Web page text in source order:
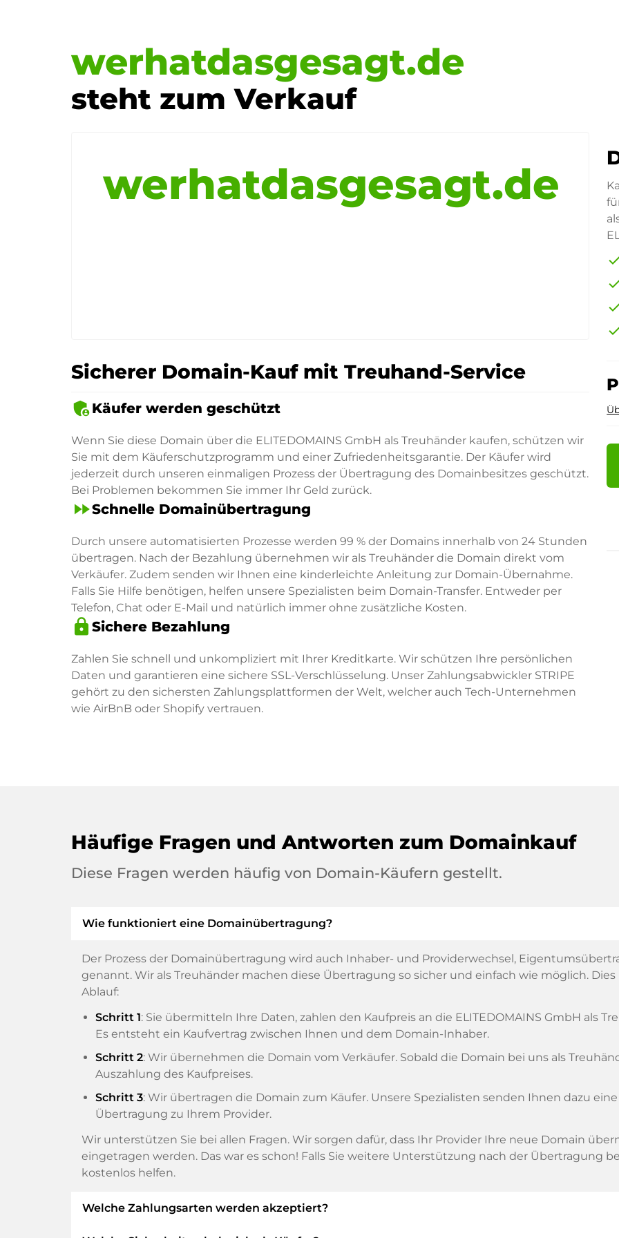
werhatdasgesagt.de
steht zum Verkauf
werhatdasgesagt.de
Sicherer Domain-Kauf mit Treuhand-Service
admin_panel_settingsKäufer werden geschützt
Wenn Sie diese Domain über die ELITEDOMAINS GmbH als Treuhänder kaufen, schützen wir
Sie mit dem Käuferschutzprogramm und einer Zufriedenheitsgarantie. Der Käufer wird
jederzeit durch unseren einmaligen Prozess der Übertragung des Domainbesitzes geschützt.
Bei Problemen bekommen Sie immer Ihr Geld zurück.
fast_forwardSchnelle Domainübertragung
Durch unsere automatisierten Prozesse werden 99 % der Domains innerhalb von 24 Stunden
übertragen. Nach der Bezahlung übernehmen wir als Treuhänder die Domain direkt vom
Verkäufer. Zudem senden wir Ihnen eine kinderleichte Anleitung zur Domain-Übernahme.
Falls Sie Hilfe benötigen, helfen unsere Spezialisten beim Domain-Transfer. Entweder per
Telefon, Chat oder E-Mail und natürlich immer ohne zusätzliche Kosten.
lock Sichere Bezahlung
Zahlen Sie schnell und unkompliziert mit Ihrer Kreditkarte. Wir schützen Ihre persönlichen
Daten und garantieren eine sichere SSL-Verschlüsselung. Unser Zahlungsabwickler STRIPE
gehört zu den sichersten Zahlungsplattformen der Welt, welcher auch Tech-Unternehmen
wie AirBnB oder Shopify vertrauen.
Häufige Fragen und Antworten zum Domainkauf
Diese Fragen werden häufig von Domain-Käufern gestellt.
Wie funktioniert eine Domainübertragung?
Der Prozess der Domainübertragung wird auch Inhaber- und Providerwechsel,
genannt. Wir als Treuhänder machen diese Übertragung so sicher und einfach wie möglich.
Ablauf:
Schritt 1: Sie übermitteln Ihre Daten, zahlen den Kaufpreis an die ELITEDOMAINS GmbH als
Es entsteht ein Kaufvertrag zwischen Ihnen und dem Domain-Inhaber.
Schritt 2: Wir übernehmen die Domain vom Verkäufer. Sobald die Domain bei uns als
Auszahlung des Kaufpreises.
Schritt 3: Wir übertragen die Domain zum Käufer. Unsere Spezialisten senden Ihnen dazu
Übertragung zu Ihrem Provider.
Wir unterstützen Sie bei allen Fragen. Wir sorgen dafür, dass Ihr Provider Ihre neue Domain
eingetragen werden. Das war es schon! Falls Sie weitere Unterstützung nach der Übertragung
kostenlos helfen.
Welche Zahlungsarten werden akzeptiert?